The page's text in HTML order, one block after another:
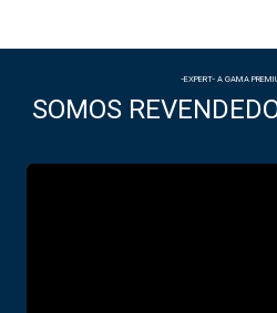
-EXPERT- A GAMA
SOMOS